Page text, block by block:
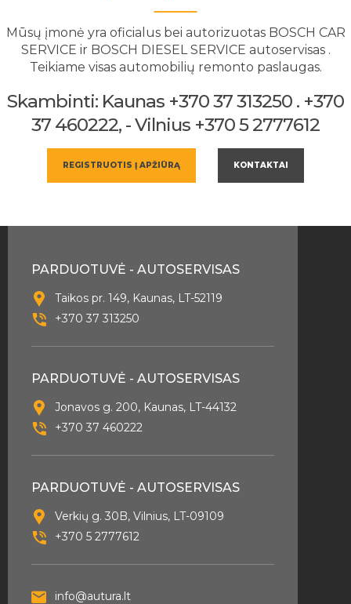
Mūsų įmonė yra oficialus bei autorizuotas BOSCH CAR
SERVICE ir BOSCH DIESEL SERVICE autoservisas .
Teikiame visas automobilių remonto paslaugas.
Skambinti: Kaunas +370 37 313250 . +370
37 460222, - Vilnius +370 5 2777612
REGISTRUOTIS Į APŽIŪRĄ KONTAKTAI
PARDUOTUVĖ - AUTOSERVISAS
Taikos pr. 149, Kaunas, LT-52119
+370 37 313250
PARDUOTUVĖ - AUTOSERVISAS
Jonavos g. 200, Kaunas, LT-44132
+370 37 460222
PARDUOTUVĖ - AUTOSERVISAS
Verkių g. 30B, Vilnius, LT-09109
+370 5 2777612
info@autura.lt